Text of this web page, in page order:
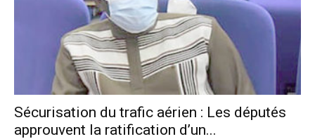
Sécurisation du trafic aérien : Les députés
approuvent la ratification d’un...